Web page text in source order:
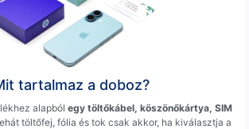
tartalmaz a doboz?
alapból egy töltőkábel, köszönőkártya, SIM
töltőfej, fólia és tok csak akkor, ha kiválasztja a